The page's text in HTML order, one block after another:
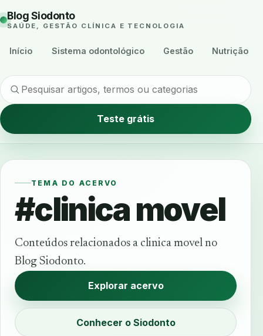
Blog Siodonto
SAÚDE, GESTÃO CLÍNICA E TECNOLOGIA
Início Sistema odontológico Gestão Nutrição
Teste grátis
TEMA DO ACERVO
#clinica movel
Conteúdos relacionados a clinica movel no
Blog Siodonto.
Explorar acervo
Conhecer o Siodonto